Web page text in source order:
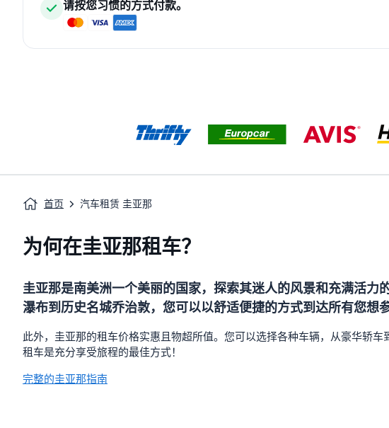
请按您习惯的方式付款。
首页 汽车租赁 圭亚那
为何在圭亚那租车？
圭亚那是南美洲一个美丽的国家，探索其迷人的风景和充满活
瀑布到历史名城乔治敦，您可以以舒适便捷的方式到达所有您想
此外，圭亚那的租车价格实惠且物超所值。您可以选择各种车辆，从豪华轿
租车是充分享受旅程的最佳方式！
完整的圭亚那指南